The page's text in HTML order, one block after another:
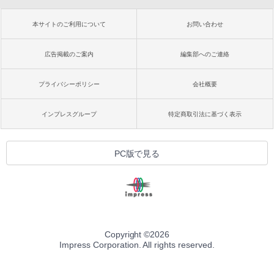
本サイトのご利用について お問い合わせ
広告掲載のご案内 編集部へのご連絡
プライバシーポリシー 会社概要
インプレスグループ 特定商取引法に基づく表示
PC版で見る
Copyright ©2026
Impress Corporation. All rights reserved.